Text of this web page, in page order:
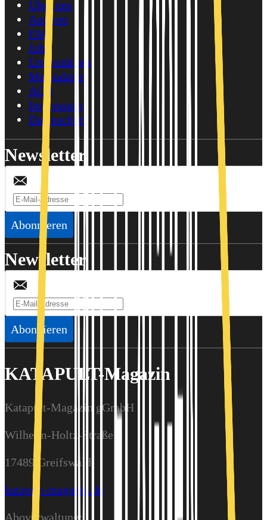
Über uns
Autoren
FAQ
Jobs
Unterstützen
Mediadaten
AGB
Impressum
Datenschutz
Newsletter
Abonnieren
Newsletter
Abonnieren
KATAPULT-Magazin
Katapult-Magazin gGmbH
Wilhelm-Holtz-Straße 9
17489 Greifswald
katapult-magazin.de
Aboverwaltung: